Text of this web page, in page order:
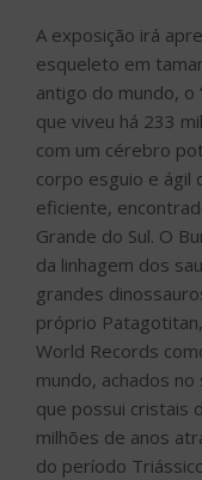
A exposição irá
esqueleto em
antigo do mundo, o
que viveu há 233
com um cérebro
corpo esguio e ágil
eficiente,
Grande do Sul. O
da linhagem dos
grandes
próprio
World Records
mundo, achados
que possui cristais
milhões de anos
do período